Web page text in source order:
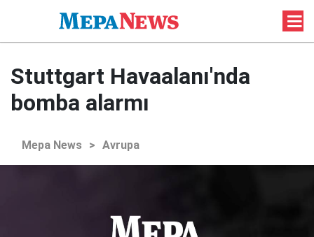
Stuttgart Havaalanı'nda
bomba alarmı
Mepa News > Avrupa